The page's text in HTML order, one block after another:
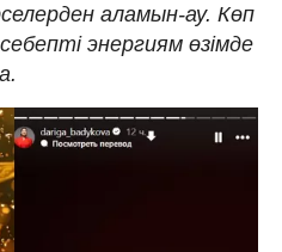
аламын-ау. Көп
энергиям өзімде